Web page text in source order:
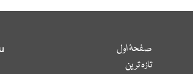
صفحۂ اول
تازہ ترین